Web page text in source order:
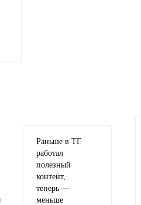
Раньше в ТГ
работал
полезный
контент,
теперь —
меньше